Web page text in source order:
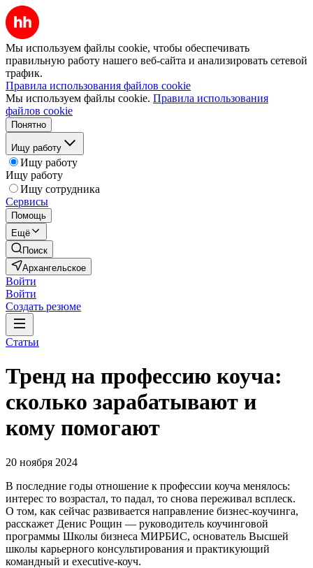
Мы используем файлы cookie, чтобы обеспечивать
правильную работу нашего веб-сайта и анализировать сетевой
трафик.
Правила использования файлов cookie
Мы используем файлы cookie. Правила использования
файлов cookie
Понятно
Ищу работу
Ищу работу
Ищу работу
Ищу сотрудника
Сервисы
Помощь
Ещё
Поиск
Архангельское
Войти
Войти
Создать резюме
Статьи
Тренд на профессию коуча:
сколько зарабатывают и
кому помогают
20 ноября 2024
В последние годы отношение к профессии коуча менялось:
интерес то возрастал, то падал, то снова переживал всплеск.
О том, как сейчас развивается направление бизнес-коучинга,
расскажет Денис Рощин — руководитель коучинговой
программы Школы бизнеса МИРБИС, основатель Высшей
школы карьерного консультирования и практикующий
командный и executive-коуч.